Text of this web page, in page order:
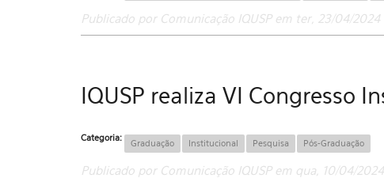
Publicado por Comunicação IQUSP em ter, 23/04/2024
IQUSP realiza VI Congresso
Categoria: Graduação Institucional Pesquisa Pós-Graduação
Publicado por Comunicação IQUSP em qua, 10/04/